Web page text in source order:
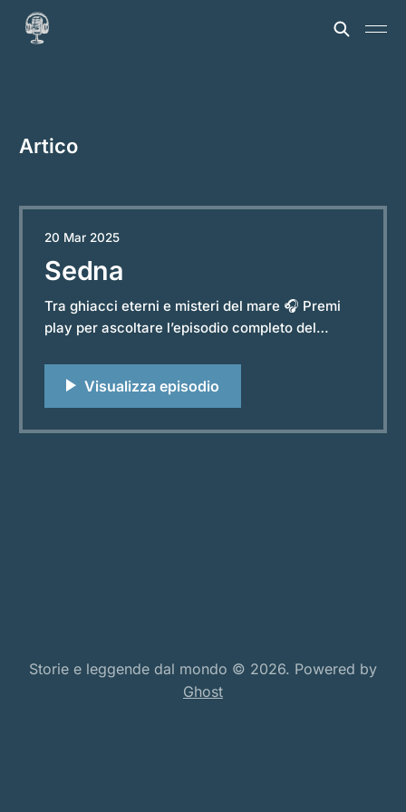
Artico
Sedna
Tra ghiacci eterni e misteri del mare 🎧 Premi
play per ascoltare l’episodio completo del
dell’Artico e le acque silenziose del mare del
tramandato per generazioni. Sedna non
20 Mar 2025
Storie e leggende dal mondo © 2026. Powered by
Ghost